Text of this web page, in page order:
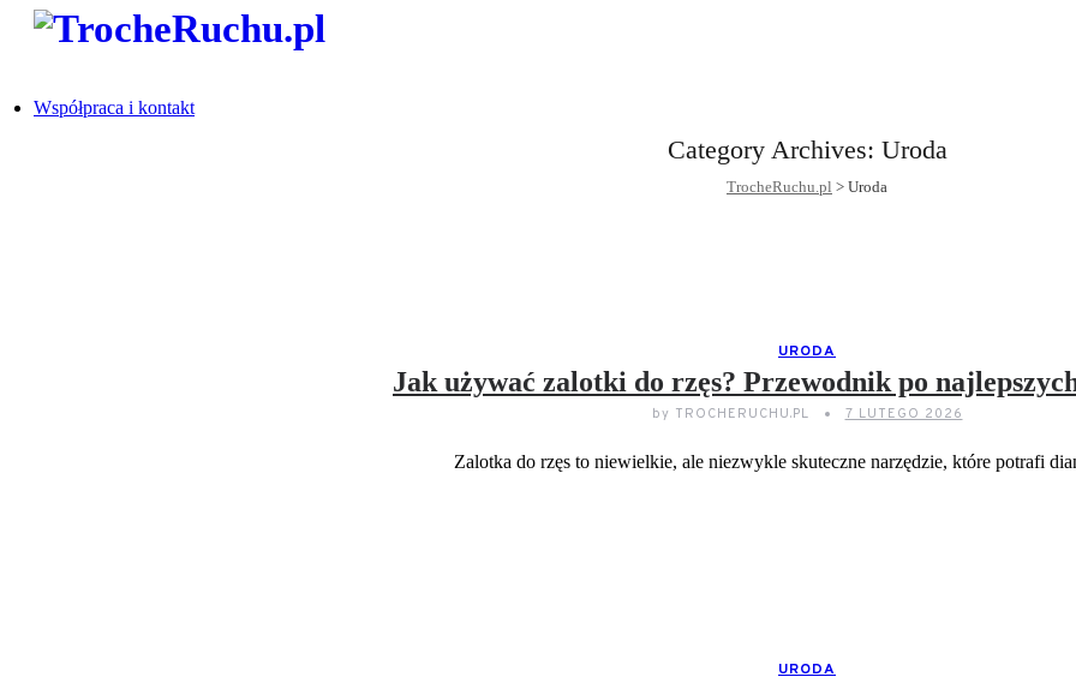
Współpraca i kontakt
Category Archives: Uroda
TrocheRuchu.pl > Uroda
URODA
Jak używać zalotki do rzęs? Przewodnik po
by TROCHERUCHU.PL 7 LUTEGO 2026
Zalotka do rzęs to niewielkie, ale niezwykle skuteczne narzędzie, które potrafi
URODA